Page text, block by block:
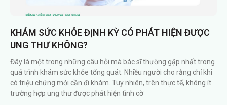
KHÁM SỨC KHỎE ĐỊNH KỲ CÓ PHÁT HIỆN ĐƯỢC
UNG THƯ KHÔNG?
Đây là một trong những câu hỏi mà bác sĩ thường gặp nhất trong
quá trình khám sức khỏe tổng quát. Nhiều người cho rằng chỉ khi
có triệu chứng mới cần đi khám. Tuy nhiên, trên thực tế, không ít
trường hợp ung thư được phát hiện tình cờ